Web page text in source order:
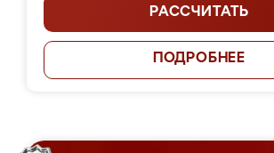
РАССЧИТАТЬ
ПОДРОБНЕЕ